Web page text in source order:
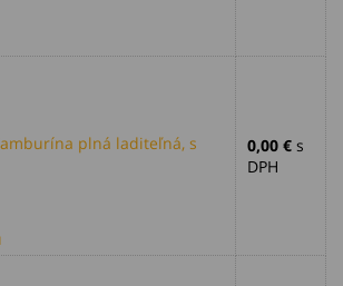
plná laditeľná, s 0,00 € s
DPH